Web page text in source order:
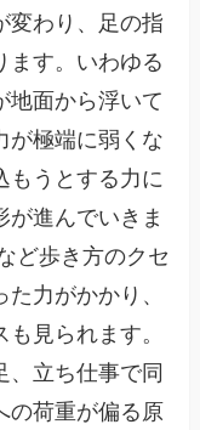
変わり、足の指
ます。いわゆる
地面から浮いて
が極端に弱くな
もうとする力に
進んでいきま
ど歩き方のクセ
力がかかり、
見られます。
、立ち仕事で同
の荷重が偏る原